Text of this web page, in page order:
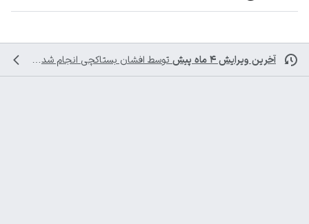
آخرین ویرایش ۴ ماه پیش توسط افشان بستاکچی انجام شده است